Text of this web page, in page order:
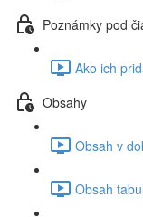
Poznámky pod
Ako ich
Obsahy
Obsah v
Obsah